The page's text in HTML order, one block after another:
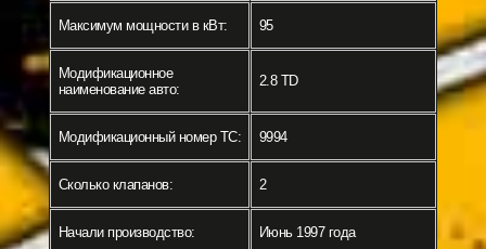
Максимум мощности в кВт: 95
Модификационное
наименование авто:
2.8 TD
Модификационный номер ТС: 9994
Сколько клапанов: 2
Начали производство: Июнь 1997 года